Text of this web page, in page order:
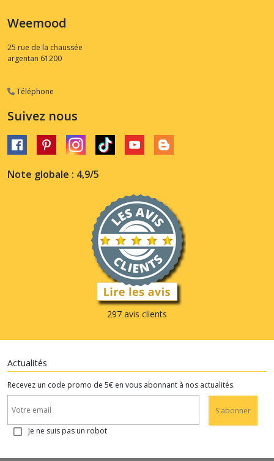
Weemood
25 rue de la chaussée
argentan 61200
Téléphone
Suivez nous
Note globale : 4,9/5
297 avis clients
Actualités
Recevez un code promo de 5€ en vous abonnant à nos actualités.
S'abonner
Je ne suis pas un robot